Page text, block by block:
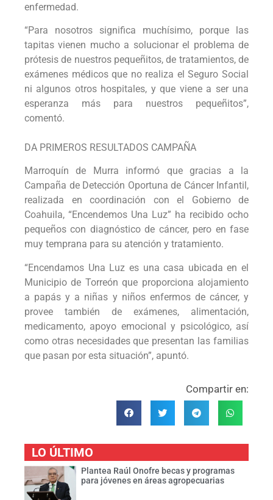
enfermedad.
“Para nosotros significa muchísimo, porque las
tapitas vienen mucho a solucionar el problema de
prótesis de nuestros pequeñitos, de tratamientos, de
exámenes médicos que no realiza el Seguro Social
ni algunos otros hospitales, y que viene a ser una
esperanza más para nuestros pequeñitos”,
comentó.
DA PRIMEROS RESULTADOS CAMPAÑA
Marroquín de Murra informó que gracias a la
Campaña de Detección Oportuna de Cáncer Infantil,
realizada en coordinación con el Gobierno de
Coahuila, “Encendemos Una Luz” ha recibido ocho
pequeños con diagnóstico de cáncer, pero en fase
muy temprana para su atención y tratamiento.
“Encendamos Una Luz es una casa ubicada en el
Municipio de Torreón que proporciona alojamiento
a papás y a niñas y niños enfermos de cáncer, y
provee también de exámenes, alimentación,
medicamento, apoyo emocional y psicológico, así
como otras necesidades que presentan las familias
que pasan por esta situación”, apuntó.
Compartir en:
LO ÚLTIMO
Plantea Raúl Onofre becas y programas
para jóvenes en áreas agropecuarias